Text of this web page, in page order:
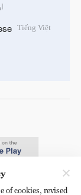
Tiếng Việt
of cookies, revised